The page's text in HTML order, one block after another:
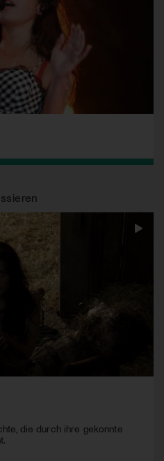
die durch ihre gekonnte